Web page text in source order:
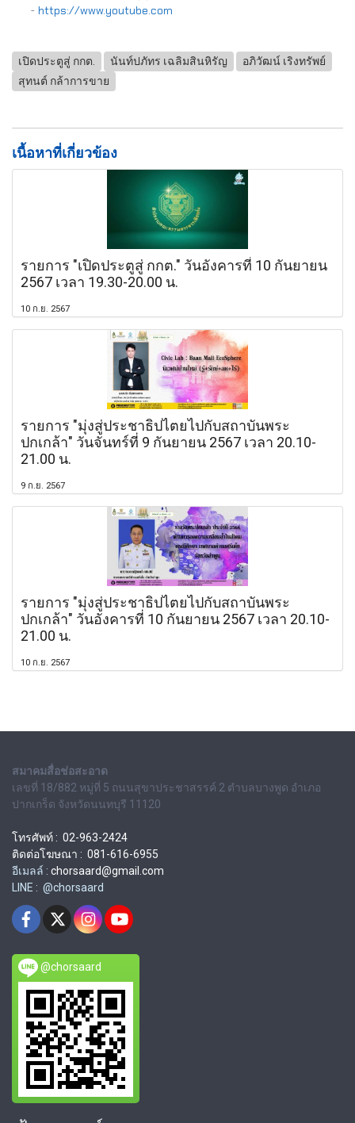
- https://www.youtube.com
เปิดประตูสู่ กกต. นันท์ปภัทร เฉลิมสินหิรัญ
อภิวัฒน์ เริงทรัพย์
สุทนต์ กล้าการขาย
เนื้อหาที่เกี่ยวข้อง
รายการ "เปิดประตูสู่ กกต." วันอังคารที่ 10 กันยายน
2567 เวลา 19.30-20.00 น.
10 ก.ย. 2567
รายการ "มุ่งสู่ประชาธิปไตยไปกับสถาบันพระ
ปกเกล้า" วันจันทร์ที่ 9 กันยายน 2567 เวลา 20.10-
21.00 น.
9 ก.ย. 2567
รายการ "มุ่งสู่ประชาธิปไตยไปกับสถาบันพระ
ปกเกล้า" วันอังคารที่ 10 กันยายน 2567 เวลา 20.10-
21.00 น.
10 ก.ย. 2567
สมาคมสื่อช่อสะอาด
เลขที่ 18/882 หมู่ที่ 5 ถนนสุขาประชาสรรค์ 2 ตำบลบางพูด อำเภอ
ปากเกร็ด จังหวัดนนทบุรี 11120
โทรศัพท์ : 02-963-2424
ติดต่อโฆษณา : 081-616-6955
อีเมลล์ : chorsaard@gmail.com
LINE : @chorsaard
@chorsaard